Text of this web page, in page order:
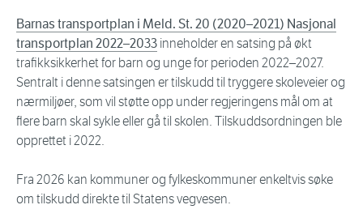
Barnas transportplan i Meld. St. 20 (2020–2021) Nasjonal
transportplan 2022–2033 inneholder en satsing på økt
trafikksikkerhet for barn og unge for perioden 2022–2027.
Sentralt i denne satsingen er tilskudd til tryggere skoleveier og
nærmiljøer, som vil støtte opp under regjeringens mål om at
flere barn skal sykle eller gå til skolen. Tilskuddsordningen ble
opprettet i 2022.
Fra 2026 kan kommuner og fylkeskommuner enkeltvis søke
om tilskudd direkte til Statens vegvesen.